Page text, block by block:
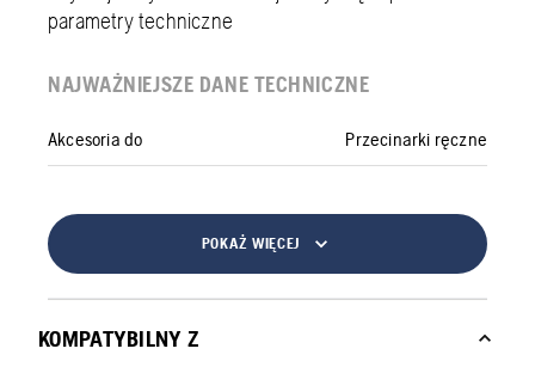
parametry techniczne
NAJWAŻNIEJSZE DANE TECHNICZNE
Akcesoria do Przecinarki ręczne
POKAŻ WIĘCEJ
KOMPATYBILNY Z